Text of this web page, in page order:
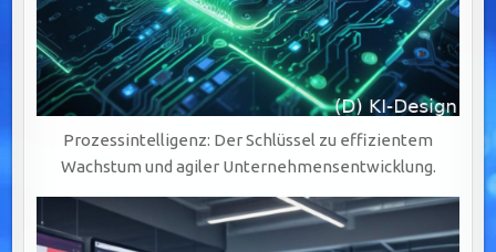
Prozessintelligenz: Der Schlüssel zu effizientem
Wachstum und agiler Unternehmensentwicklung.